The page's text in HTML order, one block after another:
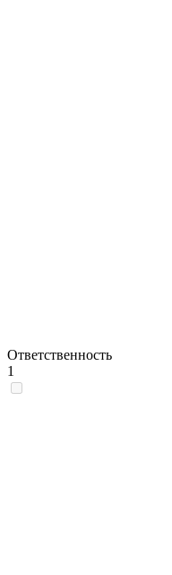
Ответственность
1